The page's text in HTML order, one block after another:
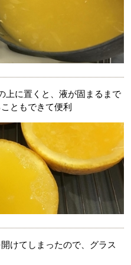
上に置くと、液が固まるまで
ともできて便利
けてしまったので、グラス